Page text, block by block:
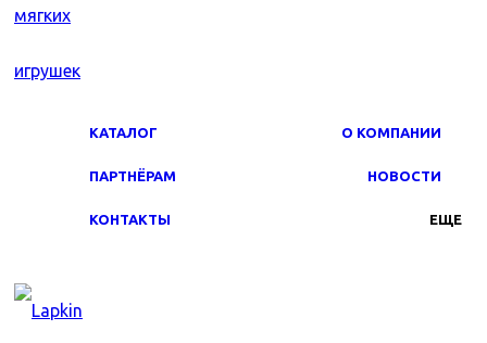
КАТАЛОГ О КОМПАНИИ
ПАРТНЁРАМ НОВОСТИ
КОНТАКТЫ ЕЩЕ